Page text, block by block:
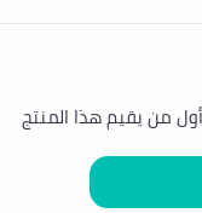
من يقيم هذا المنتج